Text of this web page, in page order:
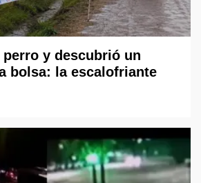
perro y descubrió un
bolsa: la escalofriante